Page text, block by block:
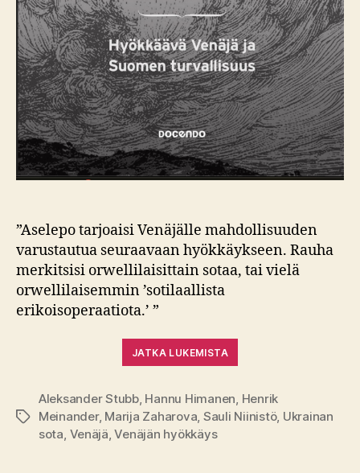
”Aselepo tarjoaisi Venäjälle mahdollisuuden
varustautua seuraavaan hyökkäykseen. Rauha
merkitsisi orwellilaisittain sotaa, tai vielä
orwellilaisemmin ’sotilaallista
erikoisoperaatiota.’ ”
JATKA LUKEMISTA
Avainsanat
Aleksander Stubb, Hannu Himanen, Henrik
Meinander, Marija Zaharova, Sauli Niinistö, Ukrainan
sota, Venäjä,Venäjän hyökkäys